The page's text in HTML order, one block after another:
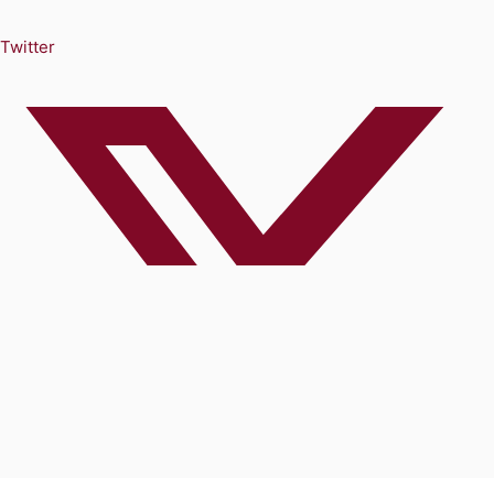
Twitter